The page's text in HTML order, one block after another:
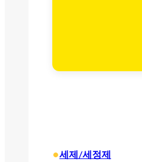
•세제/세정제